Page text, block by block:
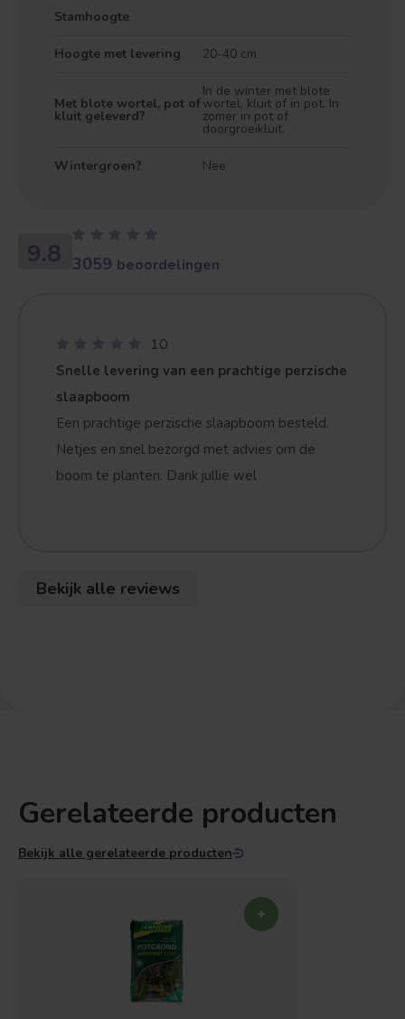
Stamhoogte
Hoogte met levering 20-40 cm
Met blote wortel, pot of
kluit geleverd?
In de winter met blote
wortel, kluit of in pot. In
zomer in pot of
doorgroeikluit.
Wintergroen? Nee
9.8 3059 beoordelingen
10
Snelle levering van een prachtige perzische
slaapboom
Een prachtige perzische slaapboom besteld.
Netjes en snel bezorgd met advies om de
boom te planten. Dank jullie wel
Bekijk alle reviews
Gerelateerde producten
Bekijk alle gerelateerde producten
Treurvorm Vruchtdragend